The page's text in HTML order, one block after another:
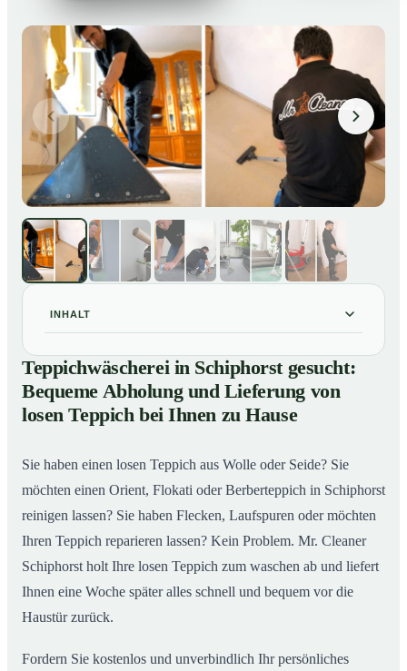
INHALT
01Teppichwäscherei in Schiphorst gesucht: Bequeme
Abholung und Lieferung von losen Teppich bei Ihnen
zu Hause
02 Einblick in unsere Teppichwäscherei in Schiphorst
Teppichwäscherei in Schiphorst gesucht:
Bequeme Abholung und Lieferung von
losen Teppich bei Ihnen zu Hause
Sie haben einen losen Teppich aus Wolle oder Seide? Sie
möchten einen Orient, Flokati oder Berberteppich in Schiphorst
reinigen lassen? Sie haben Flecken, Laufspuren oder möchten
Ihren Teppich reparieren lassen? Kein Problem. Mr. Cleaner
Schiphorst holt Ihre losen Teppich zum waschen ab und liefert
Ihnen eine Woche später alles schnell und bequem vor die
Haustür zurück.
Fordern Sie kostenlos und unverbindlich Ihr persönliches